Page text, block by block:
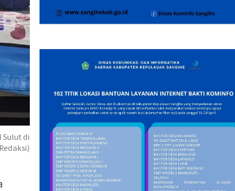
Sulut di